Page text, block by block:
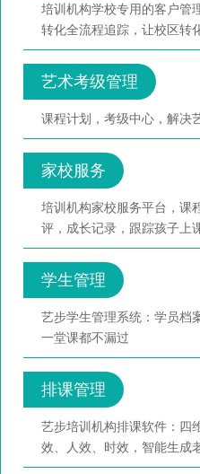
培训机构学校专用的客户管
转化全流程追踪，让校区转
艺术考级管理
课程计划，考级中心，解决
家校服务
培训机构家校服务平台，课
评，成长记录，跟踪孩子上
学生管理
艺步学生管理系统：学员档
一堂课都不漏过
排课管理
艺步培训机构排课软件：四
效、人效、时效，智能生成